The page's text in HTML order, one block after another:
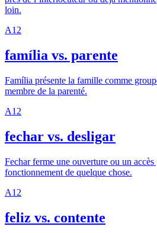
loin.
A1 2
família vs. parente
Família présente la famille comme
membre de la parenté.
A1 2
fechar vs. desligar
Fechar ferme une ouverture ou un accès
fonctionnement de quelque chose.
A1 2
feliz vs. contente